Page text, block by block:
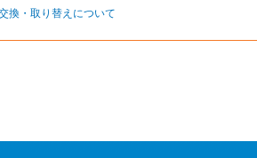
換・取り替えについて